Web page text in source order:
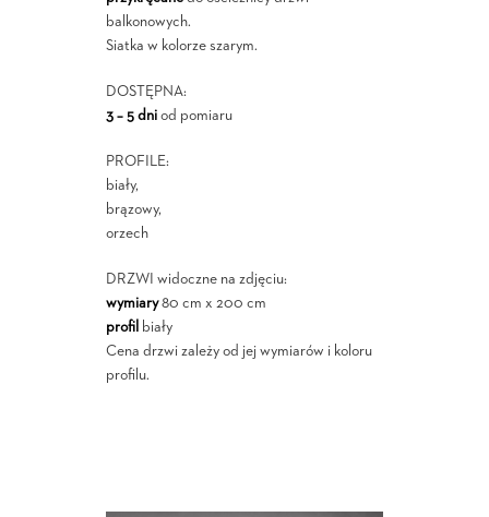
balkonowych.
Siatka w kolorze szarym.
DOSTĘPNA:
3 – 5 dniod pomiaru
PROFILE:
biały,
brązowy,
orzech
DRZWI widoczne na zdjęciu:
wymiary80 cm x 200 cm
profil biały
Cena drzwi zależy od jej wymiarów i koloru
profilu.